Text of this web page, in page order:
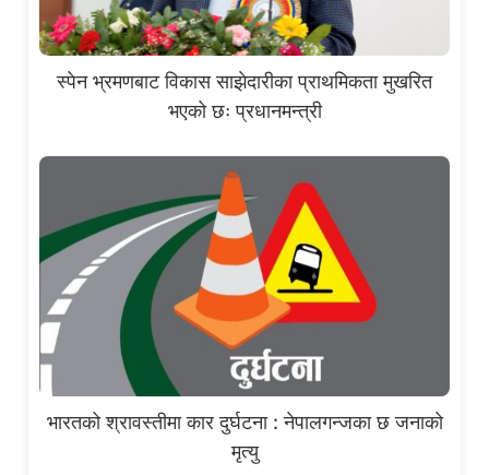
स्पेन भ्रमणबाट विकास साझेदारीका प्राथमिकता मुखरित
भएको छः प्रधानमन्त्री
भारतको श्रावस्तीमा कार दुर्घटना : नेपालगन्जका छ जनाको
मृत्यु